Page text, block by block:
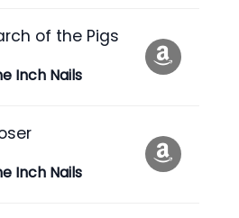
of the Pigs
Inch Nails
Inch Nails